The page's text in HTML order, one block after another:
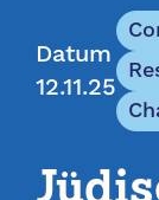
Datum
12.11.25